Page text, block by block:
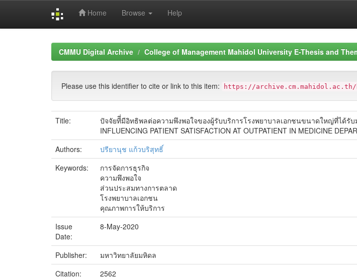
Home Browse Help
CMMU Digital Archive College of Management Mahidol University E-Thesis and
Please use this identifier to cite or link to this item: https://archive.cm.mahidol.ac.th/
Title:
ปัจจัยทีี่มีอิทธิพลต่อความพึงพอใจของผู้รับบริการโรงพยาบาลเอกชนขนาดใหญ่ที่ได้รั
INFLUENCING PATIENT SATISFACTION AT OUTPATIENT IN MEDICINE
Authors:
ปรียานุช แก้วบริสุทธิ์
Keywords:
การจัดการธุรกิจ
ความพึงพอใจ
ส่วนประสมทางการตลาด
โรงพยาบาลเอกชน
คุณภาพการให้บริการ
Issue
Date:
8-May-2020
Publisher:
มหาวิทยาลัยมหิดล
Citation:
2562